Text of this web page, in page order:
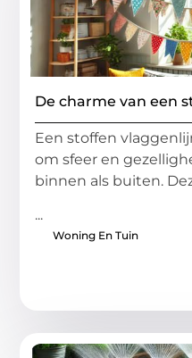
De charme van een
Een stoffen
om sfeer en
binnen als buiten.
...
Woning En Tuin